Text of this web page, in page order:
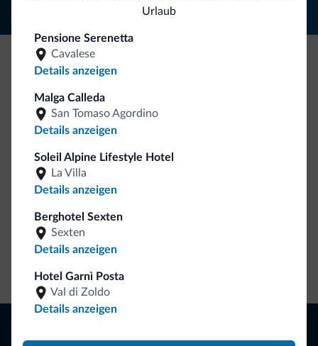
Urlaub
Pensione Serenetta
Cavalese
Details anzeigen
Malga Calleda
San Tomaso Agordino
Details anzeigen
Soleil Alpine Lifestyle Hotel
La Villa
Details anzeigen
Berghotel Sexten
Sexten
Details anzeigen
Hotel Garnì Posta
Val di Zoldo
Details anzeigen
Seien Sie originell, entdecken Sie die neue
Kollektion
So viele von Ihnen haben uns gefragt. Die neue Kollektion
von Dolomiti.it ist da!